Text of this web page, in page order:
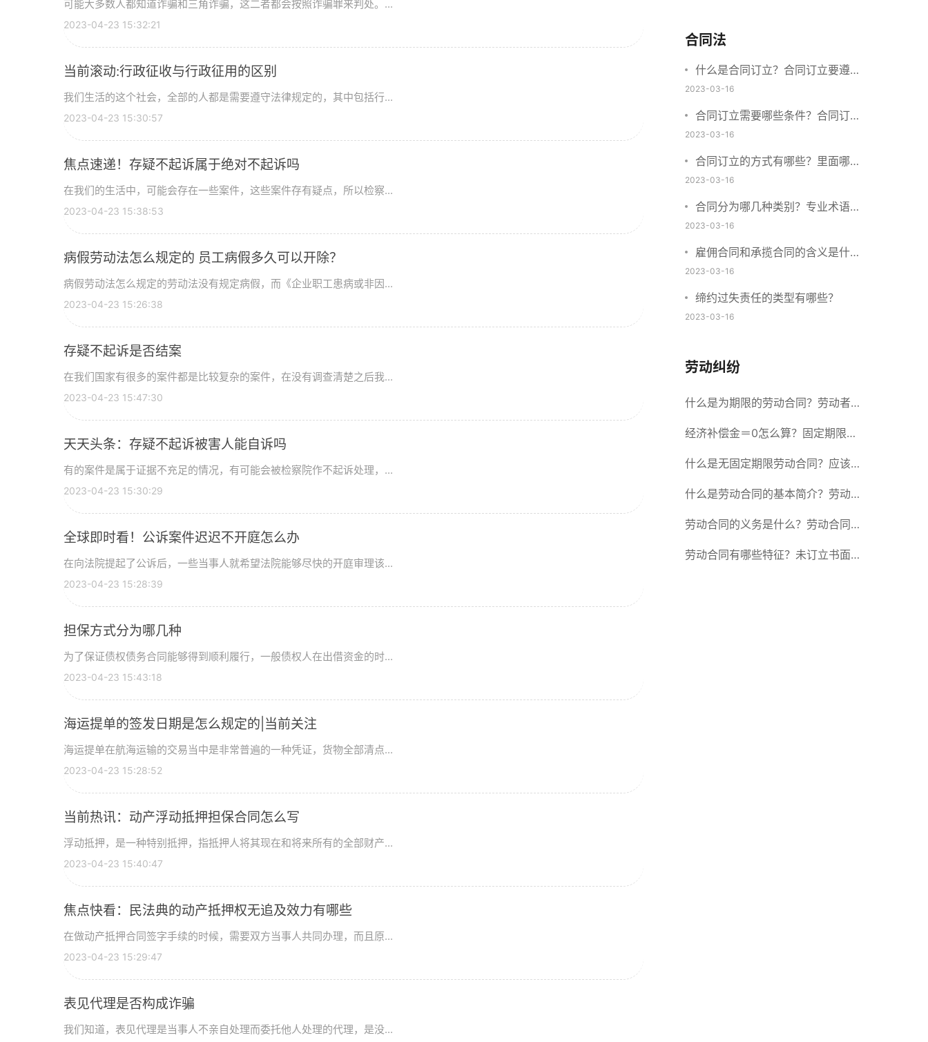
可能大多数人都知道诈骗和三角诈骗，这二者都会按照诈骗罪来判处。...
2023-04-23 15:32:21
当前滚动:行政征收与行政征用的区别
我们生活的这个社会，全部的人都是需要遵守法律规定的，其中包括行...
2023-04-23 15:30:57
焦点速递！存疑不起诉属于绝对不起诉吗
在我们的生活中，可能会存在一些案件，这些案件存有疑点，所以检察...
2023-04-23 15:38:53
病假劳动法怎么规定的 员工病假多久可以开除？
病假劳动法怎么规定的劳动法没有规定病假，而《企业职工患病或非因...
2023-04-23 15:26:38
存疑不起诉是否结案
在我们国家有很多的案件都是比较复杂的案件，在没有调查清楚之后我...
2023-04-23 15:47:30
天天头条：存疑不起诉被害人能自诉吗
有的案件是属于证据不充足的情况，有可能会被检察院作不起诉处理，...
2023-04-23 15:30:29
全球即时看！公诉案件迟迟不开庭怎么办
在向法院提起了公诉后，一些当事人就希望法院能够尽快的开庭审理该...
2023-04-23 15:28:39
担保方式分为哪几种
为了保证债权债务合同能够得到顺利履行，一般债权人在出借资金的时...
2023-04-23 15:43:18
海运提单的签发日期是怎么规定的|当前关注
海运提单在航海运输的交易当中是非常普遍的一种凭证，货物全部清点...
2023-04-23 15:28:52
当前热讯：动产浮动抵押担保合同怎么写
浮动抵押，是一种特别抵押，指抵押人将其现在和将来所有的全部财产...
2023-04-23 15:40:47
焦点快看：民法典的动产抵押权无追及效力有哪些
在做动产抵押合同签字手续的时候，需要双方当事人共同办理，而且原...
2023-04-23 15:29:47
表见代理是否构成诈骗
我们知道，表见代理是当事人不亲自处理而委托他人处理的代理，是没...
合同法
什么是合同订立？合同订立要遵守
什么原则？订立方式有哪些？
2023-03-16
合同订立需要哪些条件？合同订立
与合同成立有什么不同？
2023-03-16
合同订立的方式有哪些？里面哪些
内容、细节条款需要载明？
2023-03-16
合同分为哪几种类别？专业术语分
别是什么？
2023-03-16
雇佣合同和承揽合同的含义是什
么？怎么区分雇佣合同和承揽合
同？
2023-03-16
缔约过失责任的类型有哪些？
2023-03-16
劳动纠纷
什么是为期限的劳动合同？劳动者解
除合同的15种情形
经济补偿金＝0怎么算？固定期限劳
动合同又称什么？
什么是无固定期限劳动合同？应该怎
么解除或终止劳动合同？
什么是劳动合同的基本简介？劳动合
同的形式
劳动合同的义务是什么？劳动合同应
具备哪些条款？
劳动合同有哪些特征？未订立书面劳